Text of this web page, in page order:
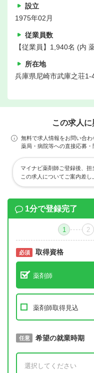
設立
1975年02月
従業員数
【従業員】1,940名 (内
所在地
兵庫県尼崎市武庫之荘1-
この求人
無料で求人情報をお問い合わ
薬局・病院等への直接応募・
マイナビ薬剤師ご登録後、担
この求人についてご案内差し
1分で登録完了
1 2
必須 取得資格
薬剤師
薬剤師取得見込
必須 取得予定年
任意 希望の就業時期